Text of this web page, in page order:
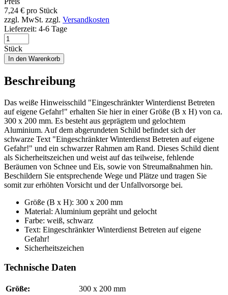
7,24 € pro Stück
zzgl. MwSt. zzgl. Versandkosten
Lieferzeit: 4-6 Tage
Stück
In den Warenkorb
Beschreibung
Das weiße Hinweisschild "Eingeschränkter Winterdienst Betreten
auf eigene Gefahr!" erhalten Sie hier in einer Größe (B x H) von ca.
300 x 200 mm. Es besteht aus geprägtem und gelochtem
Aluminium. Auf dem abgerundeten Schild befindet sich der
schwarze Text "Eingeschränkter Winterdienst Betreten auf eigene
Gefahr!" und ein schwarzer Rahmen am Rand. Dieses Schild dient
als Sicherheitszeichen und weist auf das teilweise, fehlende
Beräumen von Schnee und Eis, sowie von Streumaßnahmen hin.
Beschildern Sie entsprechende Wege und Plätze und tragen Sie
somit zur erhöhten Vorsicht und der Unfallvorsorge bei.
Größe (B x H): 300 x 200 mm
Material: Aluminium gepräht und gelocht
Farbe: weiß, schwarz
Text: Eingeschränkter Winterdienst Betreten auf eigene
Gefahr!
Sicherheitszeichen
Technische Daten
Größe:
300 x 200 mm